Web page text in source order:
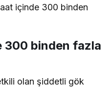
içinde 300 binden
300 binden fazla
olan şiddetli gök